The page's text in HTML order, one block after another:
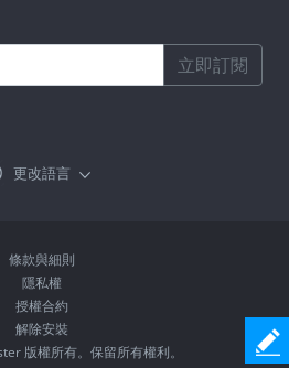
立即訂閱
更改語言
條款與細則
隱私權
授權合約
解除安裝
版權所有。保留所有權利。